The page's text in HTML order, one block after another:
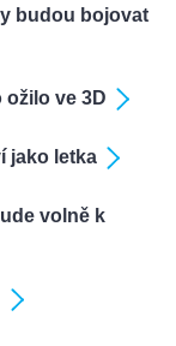
budou bojovat
ve 3D
jako letka
volně k